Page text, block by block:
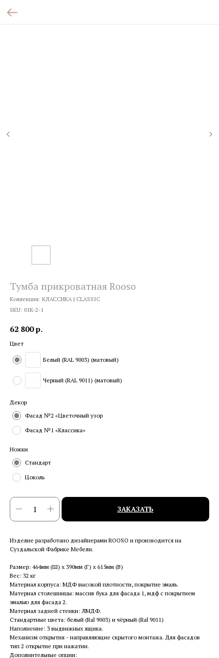
Тумба прикроватная Rooso
Коллекция: КЛАССИКА | CLASSIC
SKU: 01K-2-1
62 800р.
Цвет
Белый (RAL 9003) (матовый)
Черный (RAL 9011) (матовый)
Декор
Фасад №2 «Цветочный узор
Фасад №1 «Классика»
Ножки
Стандарт
Цоколь
ЗАКАЗАТЬ
Изделие разработано дизайнерами ROOSO и производится на
Суздальской Фабрике Мебели.
Размер: 464мм (Ш) x 390мм (Г) x 615мм (В)
Вес: 32 кг
Материал корпуса: МДФ высокой плотности, покрытие эмаль.
Материал столешницы: массив бука для фасада 1, мдф с покрытием
эмалью для фасада 2.
Материал задней стенки: ЛМДФ.
Стандартные цвета: белый (Ral 9003) и чёрный (Ral 9011)
Наполнение: 3 выдвижных ящика.
Механизм открытия - направляющие скрытого монтажа. Для фасадов
тип 2 открытие при нажатии.
Дополнительные опции: